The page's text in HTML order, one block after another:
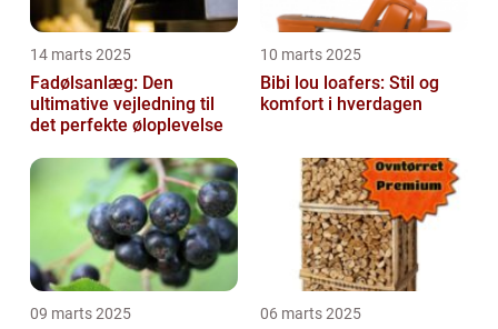
14 marts 2025
Fadølsanlæg: Den
ultimative vejledning til
det perfekte øloplevelse
10 marts 2025
Bibi lou loafers: Stil og
komfort i hverdagen
09 marts 2025 06 marts 2025